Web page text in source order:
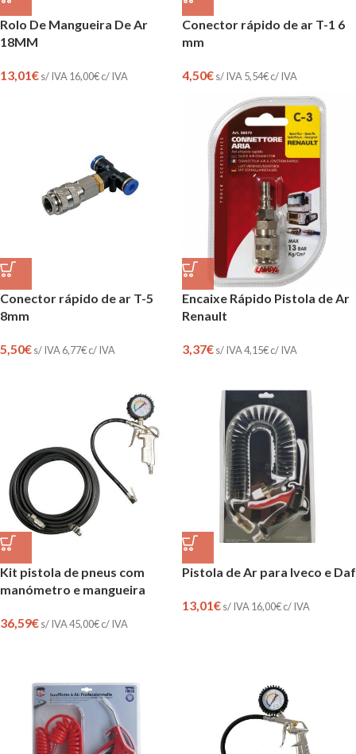
Rolo De Mangueira De Ar
18MM
13,01€s/ IVA 16,00€c/ IVA
Conector rápido de ar T-1 6
mm
4,50€s/ IVA 5,54€c/ IVA
Conector rápido de ar T-5
8mm
5,50€s/ IVA 6,77€c/ IVA
Encaixe Rápido Pistola de Ar
Renault
3,37€s/ IVA4,15€c/ IVA
Kit pistola de pneus com
manómetro e mangueira
36,59€s/ IVA45,00€c/ IVA
Pistola de Ar para Iveco e Daf
13,01€s/ IVA 16,00€c/ IVA